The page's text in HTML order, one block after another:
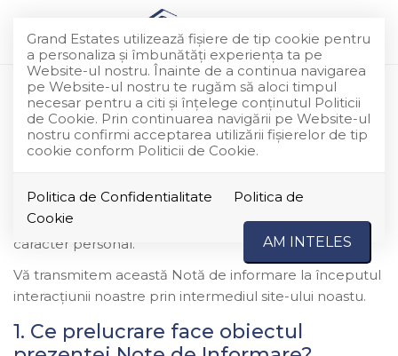
Grand Estates utilizează fişiere de tip cookie pentru
a personaliza și îmbunătăți experiența ta pe
Website-ul nostru. Înainte de a continua navigarea
pe Website-ul nostru te rugăm să aloci timpul
necesar pentru a citi și înțelege conținutul Politicii
de Cookie. Prin continuarea navigării pe Website-ul
nostru confirmi acceptarea utilizării fişierelor de tip
cookie conform Politicii de Cookie.
Politica de Confidentialitate
Politica de
Cookie
AM INTELES
POLITICA DE
CONFIDENŢIALITATE
transmitem această Notă de informare pentru a vă
explica modul în care prelucrăm și protejăm datele cu
caracter personal.
Vă transmitem această Notă de informare la începutul
interacțiunii noastre prin intermediul site-ului noastu.
1. Ce prelucrare face obiectul